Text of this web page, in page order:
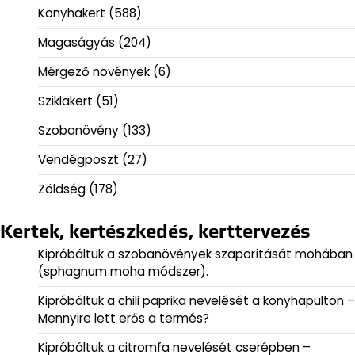
Konyhakert (588)
Magaságyás (204)
Mérgező növények (6)
Sziklakert (51)
Szobanövény (133)
Vendégposzt (27)
Zöldség (178)
Kertek, kertészkedés, kerttervezés
Kipróbáltuk a szobanövények szaporítását mohában
(sphagnum moha módszer).
Kipróbáltuk a chili paprika nevelését a konyhapulton –
Mennyire lett erős a termés?
Kipróbáltuk a citromfa nevelését cserépben –